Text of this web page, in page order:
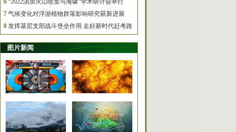
6 “2022汤加火山喷发与海啸”学术研讨会举行
7 气候变化对浮游植物群落影响研究获新进展
8 发挥基层支部战斗堡垒作用 走好新时代赶考路
图片新闻